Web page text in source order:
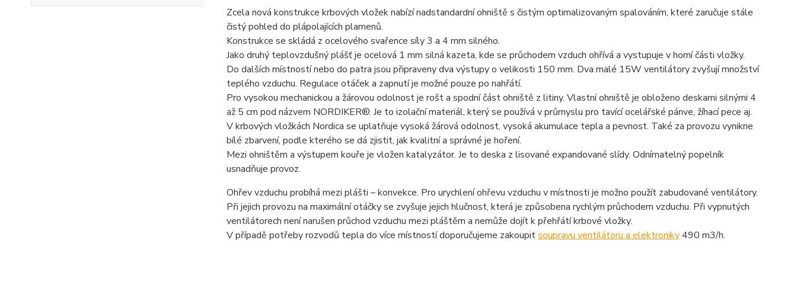
Zcela nová konstrukce krbových vložek nabízí nadstandardní ohniště s čistým optimalizovaným spalováním, které zaručuje stále
čistý pohled do plápolajících plamenů.
Konstrukce se skládá z ocelového svařence síly 3 a 4 mm silného.
Jako druhý teplovzdušný plášť je ocelová 1 mm silná kazeta, kde se průchodem vzduch ohřívá a vystupuje v horní části vložky.
Do dalších místností nebo do patra jsou připraveny dva výstupy o velikosti 150 mm. Dva malé 15W ventilátory zvyšují množství
teplého vzduchu. Regulace otáček a zapnutí je možné pouze po nahřátí.
Pro vysokou mechanickou a žárovou odolnost je rošt a spodní část ohniště z litiny. Vlastní ohniště je obloženo deskami silnými 4
až 5 cm pod názvem NORDIKER®. Je to izolační materiál, který se používá v průmyslu pro tavící ocelářské pánve, žíhací pece aj.
V krbových vložkách Nordica se uplatňuje vysoká žárová odolnost, vysoká akumulace tepla a pevnost. Také za provozu vynikne
bílé zbarvení, podle kterého se dá zjistit, jak kvalitní a správné je hoření.
Mezi ohništěm a výstupem kouře je vložen katalyzátor. Je to deska z lisované expandované slídy. Odnímatelný popelník
usnadňuje provoz.
Ohřev vzduchu probíhá mezi plášti – konvekce. Pro urychlení ohřevu vzduchu v místnosti je možno použít zabudované ventilátory.
Při jejich provozu na maximální otáčky se zvyšuje jejich hlučnost, která je způsobena rychlým průchodem vzduchu. Při vypnutých
ventilátorech není narušen průchod vzduchu mezi pláštěm a nemůže dojít k přehřátí krbové vložky.
V případě potřeby rozvodů tepla do více místností doporučujeme zakoupitsoupravu ventilátoru a elektroniky490 m3/h.